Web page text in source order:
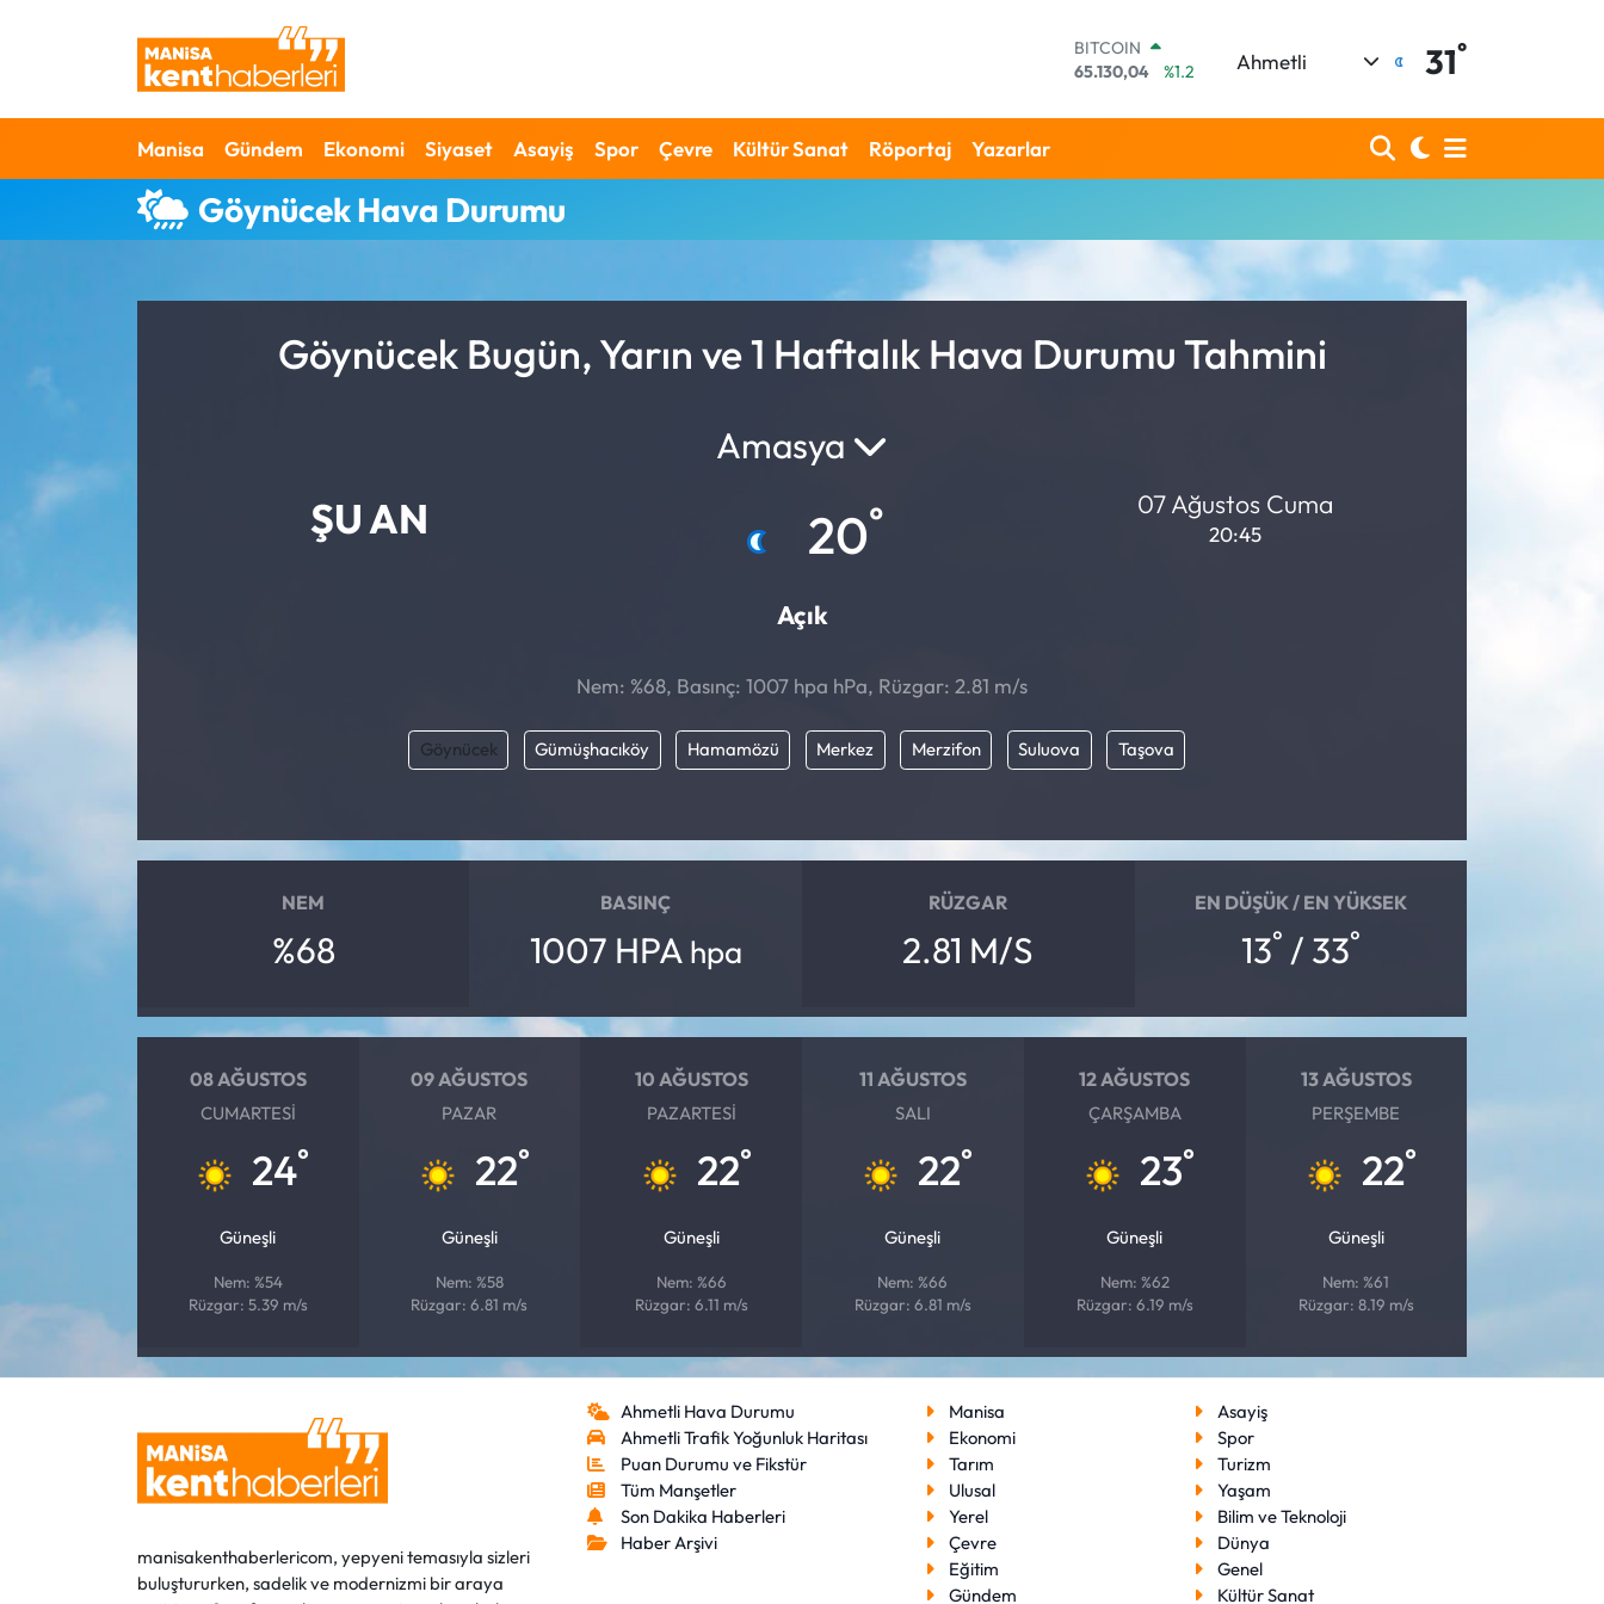
BITCOIN
65.130,04
%1.2
47,7106
%0.17
GRAM ALTIN
%2.59
Ahmetli 31°
Manisa Gündem Ekonomi Siyaset Asayiş Spor Çevre Kültür Sanat Röportaj Yazarlar
Göynücek Hava Durumu
Göynücek Bugün, Yarın ve 1 Haftalık Hava Durumu Tahmini
ŞU AN
Amasya
20°
Açık
07 Ağustos Cuma
20:45
Nem: %68, Basınç: 1007 hpa hPa, Rüzgar: 2.81 m/s
Göynücek Gümüşhacıköy Hamamözü Merkez Merzifon Suluova Taşova
NEM
%68
BASINÇ
1007 HPA hpa
RÜZGAR
2.81 M/S
EN DÜŞÜK / EN YÜKSEK
13° / 33°
08 AĞUSTOS
CUMARTESI
24°
Güneşli
Nem: %54
Rüzgar: 5.39 m/s
09 AĞUSTOS
PAZAR
22°
Güneşli
Nem: %58
Rüzgar: 6.81 m/s
10 AĞUSTOS
PAZARTESI
22°
Güneşli
Nem: %66
Rüzgar: 6.11 m/s
11 AĞUSTOS
SALI
22°
Güneşli
Nem: %66
Rüzgar: 6.81 m/s
12 AĞUSTOS
ÇARŞAMBA
23°
Güneşli
Nem: %62
Rüzgar: 6.19 m/s
13 AĞUSTOS
PERŞEMBE
22°
Güneşli
Nem: %61
Rüzgar: 8.19 m/s
manisakenthaberlericom, yepyeni temasıyla sizleri
buluştururken, sadelik ve modernizmi bir araya
Ahmetli Hava Durumu
Ahmetli Trafik Yoğunluk Haritası
Puan Durumu ve Fikstür
Tüm Manşetler
Son Dakika Haberleri
Haber Arşivi
Manisa
Asayiş
Ekonomi
Spor
Tarım
Turizm
Ulusal
Yaşam
Yerel
Bilim ve Teknoloji
Çevre
Dünya
Eğitim
Genel
Gündem
Kültür Sanat
Ahmetli Hava Durumu
Ahmetli Trafik Yoğunluk Haritası
Süper Lig Puan Durumu ve Fikstür